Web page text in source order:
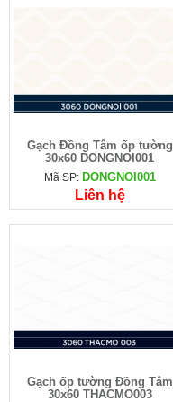
Gạch Đồng Tâm ốp tường
30x60 DONGNOI001
Mã SP: DONGNOI001
Liên hệ
Gạch ốp tường Đồng Tâm
30x60 THACMO003